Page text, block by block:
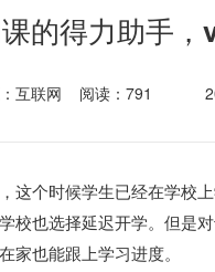
的得力助手
互联网 阅读：791
这个时候学生已经在学校
校也选择延迟开学。但是
家也能跟上学习进度。